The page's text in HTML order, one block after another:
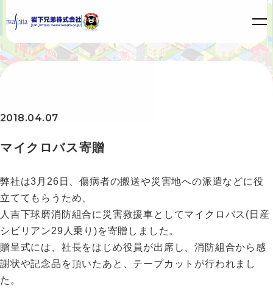
2018.04.07
マイクロバス寄贈
弊社は3月26日、傷病者の搬送や災害地への派遣などに役
立ててもらうため、
人吉下球磨消防組合に災害救援車としてマイクロバス(日産
シビリアン29人乗り)を寄贈しました。
贈呈式には、社長をはじめ役員が出席し、消防組合から感
謝状や記念品を頂いたあと、テープカットが行われまし
た。